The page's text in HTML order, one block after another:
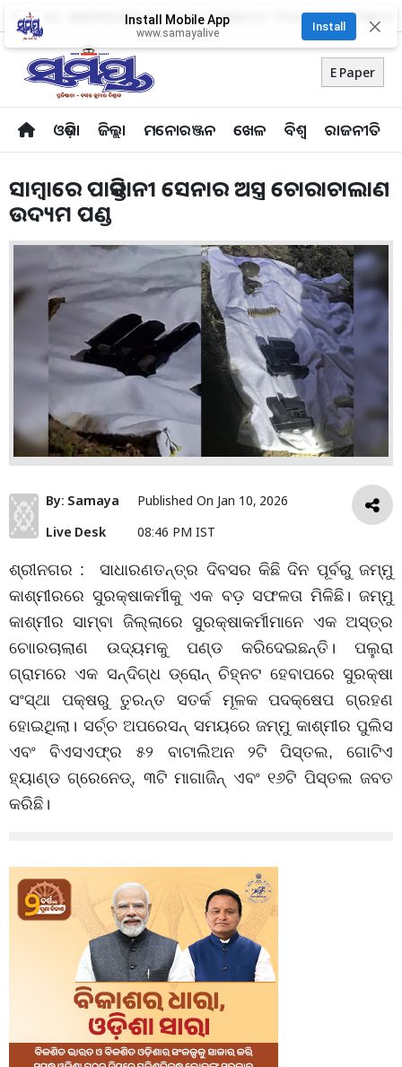
About Us Advertise With Us Career Contact Us Privacy Policy
E Paper
ଓଡ଼ିଶା ଜିଲ୍ଲା ମନୋରଞ୍ଜନ ଖେଳ ବିଶ୍ବ ରାଜନୀତି
Install Mobile App
www.samayalive
Install ✕
ସାମ୍ବାରେ ପାକିସ୍ତାନୀ ସେନ‌ାର ଅସ୍ତ୍ର ଚୋରାଚାଲାଣ
ଉଦ୍ୟମ ପଣ୍ଡ
By: Samaya
Live Desk
Published On Jan 10, 2026
08:46 PM IST
ଶ୍ରୀନଗର :
ସାଧାରଣତନ୍ତ୍ର ଦିବସର କିଛି ଦିନ ପୂର୍ବରୁ ଜମ୍ମୁ
କାଶ୍ମୀରରେ ସୁରକ୍ଷାକର୍ମୀକୁ ଏକ ବଡ଼ ସଫଳତା ମିଳିଛି। ଜମ୍ମୁ
କାଶ୍ମୀର ସାମ୍ବା ଜିଲ୍ଲାରେ ସୁରକ୍ଷାକର୍ମୀମାନେ ଏକ ଅସ୍ତ୍ର
ଚ‌ୋାରଚାଲାଣ ଉଦ୍ୟମକୁ ପଣ୍ଡ କରିଦେଇଛନ୍ତି। ପଲୁରା
ଗ୍ରାମରେ ଏକ ‌ସନ୍ଦିଗ୍ଧ ଡ୍ରୋନ୍‌ ଚିହ୍ନଟ ହେବାପରେ ସୁରକ୍ଷା
ସଂସ୍ଥା ପକ୍ଷରୁ ତୁରନ୍ତ ସତର୍କ ମୂଳକ ପଦକ୍ଷେପ ଗ୍ରହଣ
ହୋଇଥିଲା। ସର୍ଚ୍ଚ ଅପରେସନ୍‌ ସମୟରେ ଜମ୍ମୁ କାଶ୍ମୀର ପୁଲିସ
ଏବଂ ବିଏସଏଫ୍‌ର ୫୨ ବାଟାଲିଅନ ୨ଟି ପିସ୍ତଲ, ଗୋଟିଏ
ହ୍ୟାଣ୍ଡ ଗ୍ରେନେଡ୍‌, ୩ଟି ମାଗାଜିନ୍‌ ଏବଂ ୧୬ଟି ପିସ୍ତଲ ଜବତ
କରିଛି।